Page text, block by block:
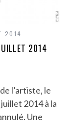
2014
2014
l’artiste, le
2014 à la
Une